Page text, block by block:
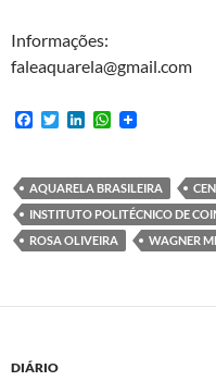
Informações:
faleaquarela@gmail.com
F
b
o
o
k
T
t
e
r
e
d
I
n
W
s
A
p
p
AQUARELA BRASILEIRA
INSTITUTO POLITÉCNICO DE
ROSA OLIVEIRA
WAGNER
DIÁRIO